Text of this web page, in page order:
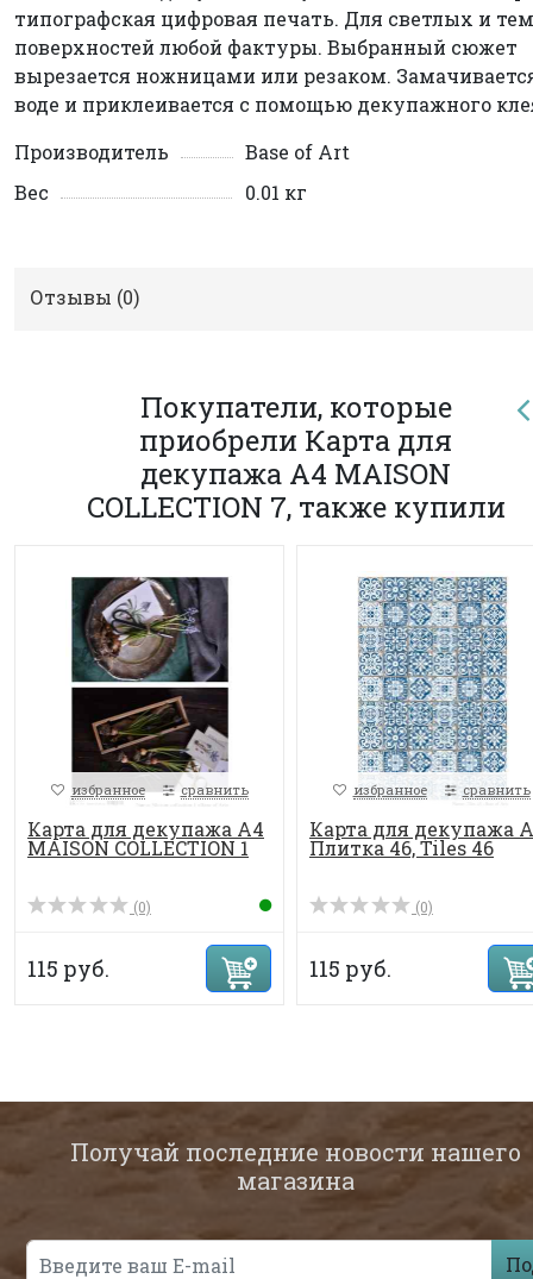
типографская цифровая печать. Для светлых и
поверхностей любой фактуры. Выбранный сюжет
вырезается ножницами или резаком.
воде и приклеивается с помощью декупажного
Производитель
Base of Art
Вес
0.01 кг
Отзывы (0)
Покупатели, которые
приобрели Карта для
декупажа А4 MAISON
COLLECTION 7, также купили
избранное сравнить
Карта для декупажа А4
MAISON COLLECTION 1
(0)
115 руб.
избранное сравнить
Карта для декупажа
Плитка 46, Tiles 46
(0)
115 руб.
Получай последние новости нашего
магазина